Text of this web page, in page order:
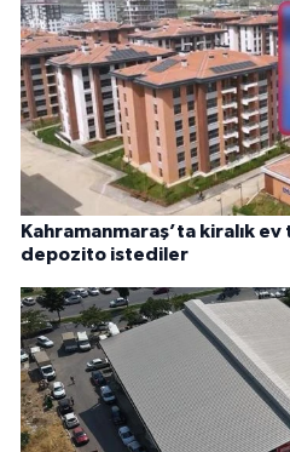
Kahramanmaraş’ta kiralık ev
depozito istediler